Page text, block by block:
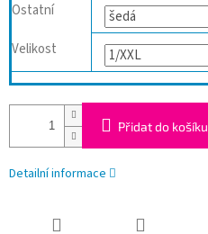
Ostatní
Velikost
Přidat do košíku
Detailní informace